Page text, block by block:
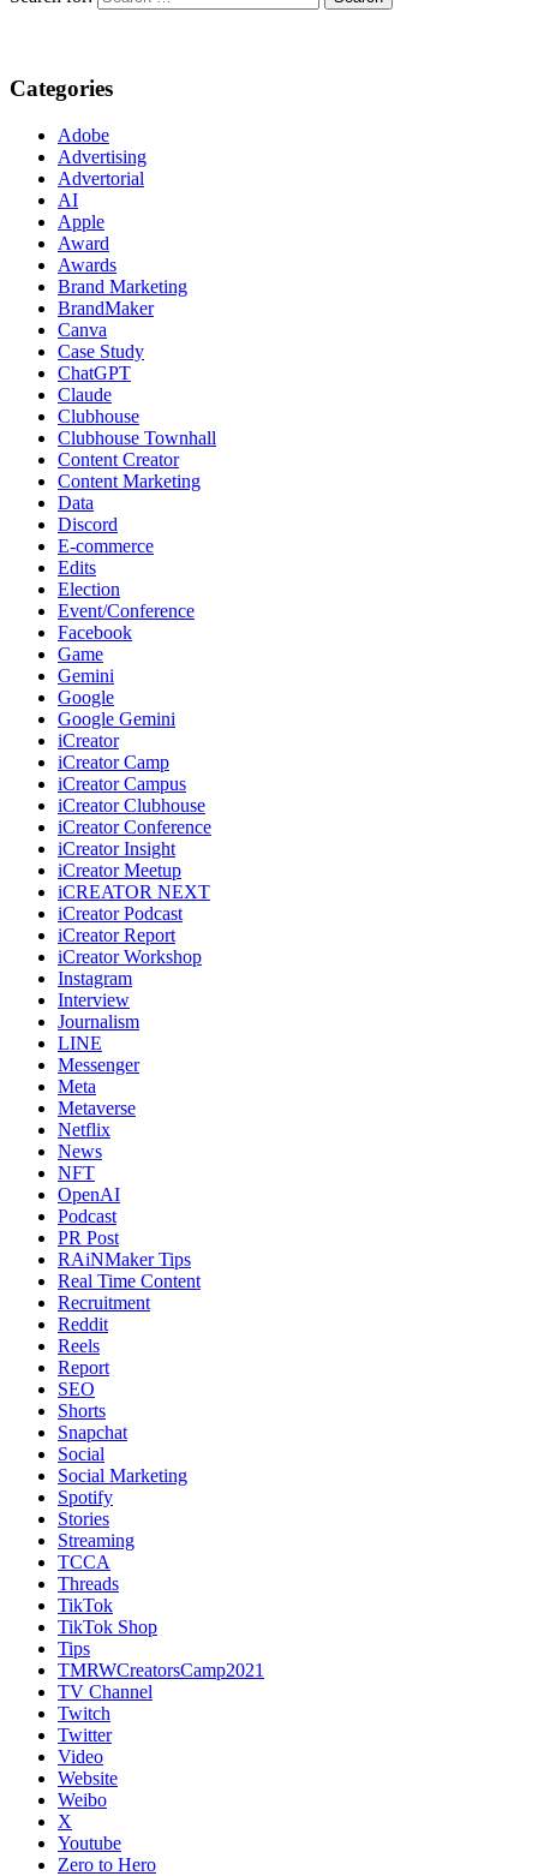
Categories
Adobe
Advertising
Advertorial
AI
Apple
Award
Awards
Brand Marketing
BrandMaker
Canva
Case Study
ChatGPT
Claude
Clubhouse
Clubhouse Townhall
Content Creator
Content Marketing
Data
Discord
E-commerce
Edits
Election
Event/Conference
Facebook
Game
Gemini
Google
Google Gemini
iCreator
iCreator Camp
iCreator Campus
iCreator Clubhouse
iCreator Conference
iCreator Insight
iCreator Meetup
iCREATOR NEXT
iCreator Podcast
iCreator Report
iCreator Workshop
Instagram
Interview
Journalism
LINE
Messenger
Meta
Metaverse
Netflix
News
NFT
OpenAI
Podcast
PR Post
RAiNMaker Tips
Real Time Content
Recruitment
Reddit
Reels
Report
SEO
Shorts
Snapchat
Social
Social Marketing
Spotify
Stories
Streaming
TCCA
Threads
TikTok
TikTok Shop
Tips
TMRWCreatorsCamp2021
TV Channel
Twitch
Twitter
Video
Website
Weibo
X
Youtube
Zero to Hero